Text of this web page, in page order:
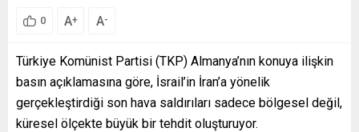
0 A+ A-
Türkiye Komünist Partisi (TKP) Almanya’nın konuya ilişkin
basın açıklamasına göre, İsrail’in İran’a yönelik
gerçekleştirdiği son hava saldırıları sadece bölgesel değil,
küresel ölçekte büyük bir tehdit oluşturuyor.